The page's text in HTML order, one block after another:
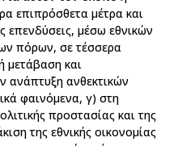
επιπρόσθετα μέτρα και
επενδύσεις, μέσω εθνικών
πόρων, σε τέσσερα
μετάβαση και
ανάπτυξη ανθεκτικών
φαινόμενα, γ) στη
προστασίας και της
της εθνικής οικονομίας